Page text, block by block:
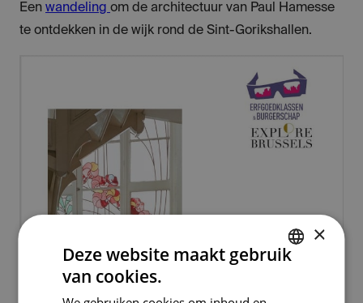
Een wandeling om de architectuur van Paul Hamesse
te ontdekken in de wijk rond de Sint-Gorikshallen.
×
Deze website maakt gebruik
van cookies.